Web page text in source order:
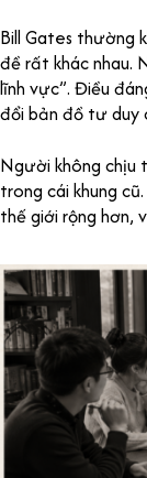
Bill Gates thường
đề rất khác nhau.
lĩnh vực”. Điều
đổi bản đồ tư duy
Người không chịu
trong cái khung
thế giới rộng hơn,